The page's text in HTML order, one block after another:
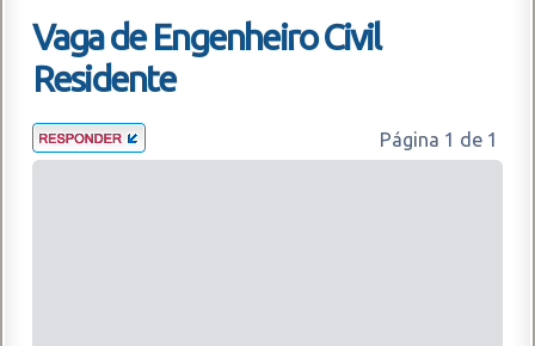
Vaga de Engenheiro Civil
Residente
Página 1 de 1